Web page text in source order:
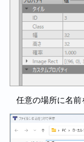
任意の場所に名前